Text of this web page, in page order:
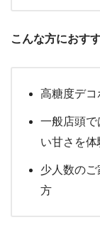
こんな方におす
高糖度デ
一般店頭
い甘さを
少人数の
方